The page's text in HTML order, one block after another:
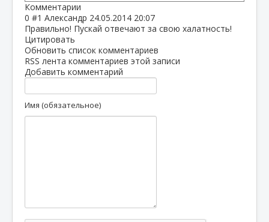
Комментарии
0 #1 Александр 24.05.2014 20:07
Правильно! Пускай отвечают за свою халатность!
Цитировать
Обновить список комментариев
RSS лента комментариев этой записи
Добавить комментарий
Имя (обязательное)